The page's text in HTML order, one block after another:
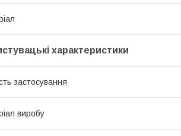
характеристики
застосування
виробу